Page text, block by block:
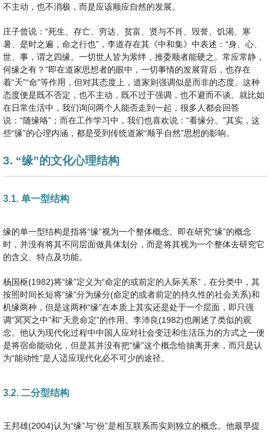
不主动，也不消极，而是应该顺应自然的发展。
庄子曾说：“死生、存亡、穷达、贫富、贤与不肖、毁誉、饥渴、寒
暑、是时之遍，命之行也”，李道存在其《中和集》中表述：“身、心、
世、事，谓之四缘。一切世人皆为萦绊，推委顺者能硬之。常应常静，
何缘之有？”即在道家思想者的眼中，一切事情的发展背后，也存在
着“天”“命”等作用，但对其态度上，道家则强调似是而非的态度。这种
态度便是既不否定，也不主动，既不过于强调，也不避而不谈。就比如
在日常生活中，我们询问两个人能否走到一起，很多人都会回答
说：“随缘咯”；而在工作学习中，我们也喜欢说：“看缘分。”其实，这
些“缘”的心理内涵，都是受到传统道家“顺乎自然”思想的影响。
3. “缘”的文化心理结构
3.1. 单一型结构
缘的单一型结构是指将“缘”视为一个整体概念。即在研究“缘”的概念
时，并没有将其不同层面做具体划分，而是将其视为一个整体去研究它
的含义、特点及功能。
杨国枢(1982)将“缘”定义为“命定的或前定的人际关系”，在分类中，其
按照时间长短将“缘”分为缘分(命定的或者前定的持久性的社会关系)和
机缘两种，但是这两种“缘”在本质上其实还是处于一个层面，即只强
调“冥冥之中”和“天意命定”的作用。李沛良(1982)也阐述了类似的观
念。他认为现代化过程中中国人应对社会变迁和生活压力的方式之一便
是将宿命能动化，但是其并没有把“缘”这个概念给抽离开来，而只是认
为“能动性”是人适应现代化必不可少的途径。
3.2. 二分型结构
王邦雄(2004)认为“缘”与“份”是相互联系而实则独立的概念。他最早提